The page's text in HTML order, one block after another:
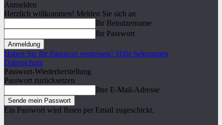
Anmelden
Herzlich willkommen! Melden Sie sich an
Ihr Benutzername
Ihr Passwort
Haben Sie Ihr Passwort vergessen? Hilfe bekommen
Datenschutz
Passwort-Wiederherstellung
Passwort zurücksetzen
Ihre E-Mail-Adresse
Ein Passwort wird Ihnen per Email zugeschickt.